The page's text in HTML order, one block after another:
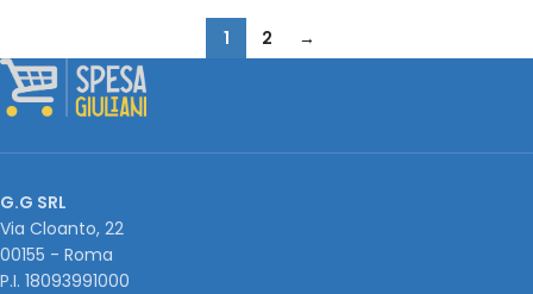
1 2 →
G.G SRL
Via Cloanto, 22
00155 - Roma
P.I. ‭18093991000